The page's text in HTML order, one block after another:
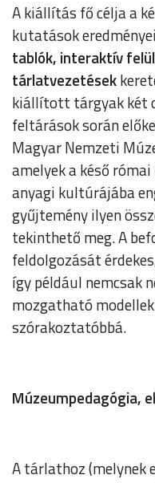
A kiállítás fő célja a
kutatások
tablók, interaktív
tárlatvezetések
kiállított tárgyak két
feltárások során
Magyar Nemzeti
amelyek a késő
anyagi kultúrájába
gyűjtemény ilyen
tekinthető meg. A
feldolgozását
így például nemcsak
mozgatható
szórakoztatóbbá.
Múzeumpedagógia,
A tárlathoz (melynek